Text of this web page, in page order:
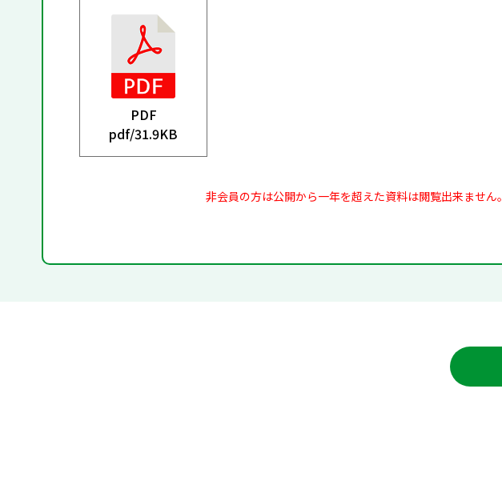
PDF
pdf/31.9KB
非会員の方は公開から一年を超えた資料は閲覧出来ません。